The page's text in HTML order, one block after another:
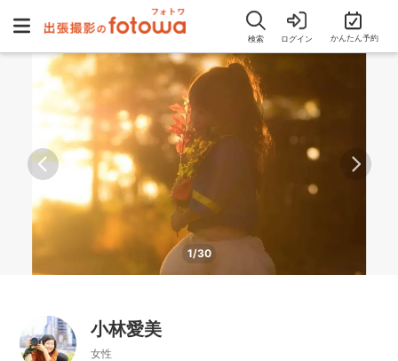
検索 ログイン かんたん予約
1/30
小林愛美
女性